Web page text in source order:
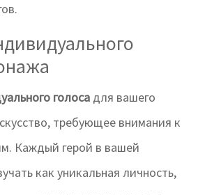
голоса для вашего
требующее внимания к
Каждый герой в вашей
как уникальная личность,